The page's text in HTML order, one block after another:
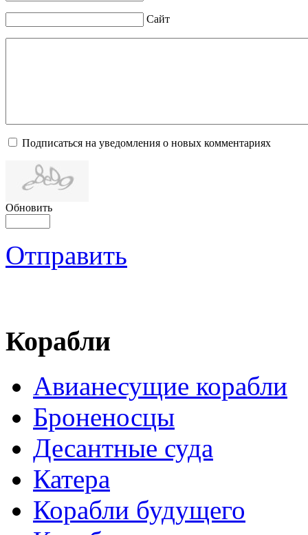
Сайт
Подписаться на уведомления о новых комментариях
Обновить
Отправить
Корабли
Авианесущие корабли
Броненосцы
Десантные суда
Катера
Корабли будущего